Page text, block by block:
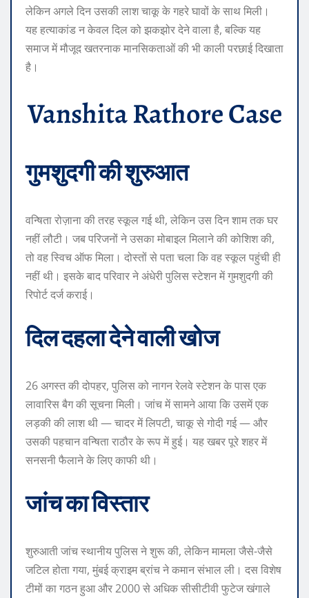
लेकिन अगले दिन उसकी लाश चाकू के गहरे घावों के साथ मिली।
यह हत्याकांड न केवल दिल को झकझोर देने वाला है, बल्कि यह
समाज में मौजूद खतरनाक मानसिकताओं की भी काली परछाई दिखाता
है।
Vanshita Rathore Case
गुमशुदगी की शुरुआत
वन्षिता रोज़ाना की तरह स्कूल गई थी, लेकिन उस दिन शाम तक घर
नहीं लौटी। जब परिजनों ने उसका मोबाइल मिलाने की कोशिश की,
तो वह स्विच ऑफ मिला। दोस्तों से पता चला कि वह स्कूल पहुंची ही
नहीं थी। इसके बाद परिवार ने अंधेरी पुलिस स्टेशन में गुमशुदगी की
रिपोर्ट दर्ज कराई।
दिल दहला देने वाली खोज
26 अगस्त की दोपहर, पुलिस को नागन रेलवे स्टेशन के पास एक
लावारिस बैग की सूचना मिली। जांच में सामने आया कि उसमें एक
लड़की की लाश थी — चादर में लिपटी, चाकू से गोदी गई — और
उसकी पहचान वन्षिता राठौर के रूप में हुई। यह खबर पूरे शहर में
सनसनी फैलाने के लिए काफी थी।
जांच का विस्तार
शुरुआती जांच स्थानीय पुलिस ने शुरू की, लेकिन मामला जैसे-जैसे
जटिल होता गया, मुंबई क्राइम ब्रांच ने कमान संभाल ली। दस विशेष
टीमों का गठन हुआ और 2000 से अधिक सीसीटीवी फुटेज खंगाले